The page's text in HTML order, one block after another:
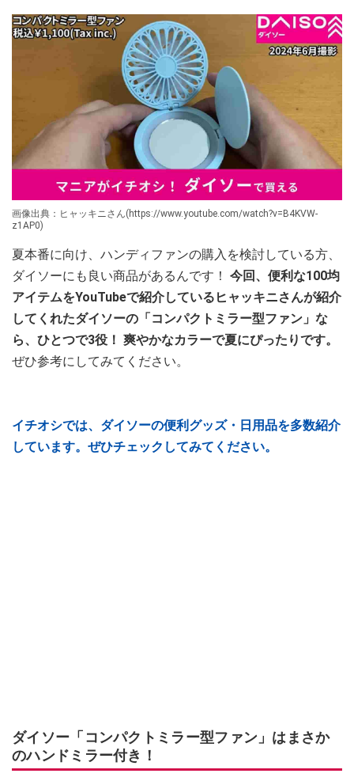
画像出典：ヒャッキニさん(https://www.youtube.com/watch?v=B4KVW-
z1AP0)
夏本番に向け、ハンディファンの購入を検討している方、
ダイソーにも良い商品があるんです！ 今回、便利な100均
アイテムをYouTubeで紹介しているヒャッキニさんが紹介
してくれたダイソーの「コンパクトミラー型ファン」な
ら、ひとつで3役！ 爽やかなカラーで夏にぴったりです。
ぜひ参考にしてみてください。
イチオシでは、ダイソーの便利グッズ・日用品を多数紹介
しています。ぜひチェックしてみてください。
ダイソー「コンパクトミラー型ファン」はまさか
のハンドミラー付き！